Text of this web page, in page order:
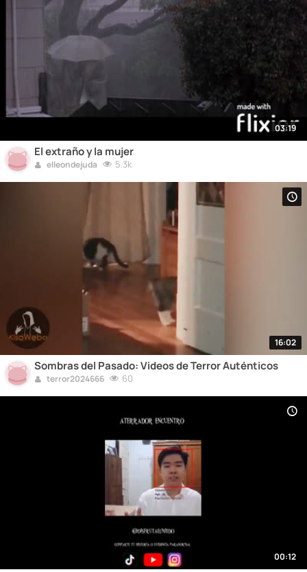
03:19
El extraño y la mujer
elleondejuda 5.3k
16:02
Sombras del Pasado: Videos de Terror Auténticos
terror2024666 60
00:12